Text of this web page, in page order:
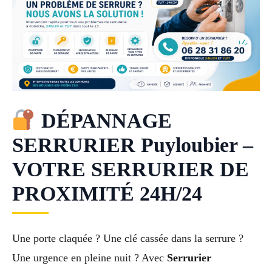
DÉPANNAGE
SERRURIER Puyloubier –
VOTRE SERRURIER DE
PROXIMITÉ 24H/24
Une porte claquée ? Une clé cassée dans la serrure ?
Une urgence en pleine nuit ? Avec Serrurier